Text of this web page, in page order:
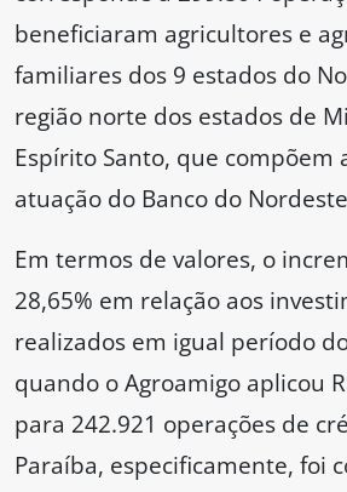
beneficiaram agricultores e
familiares dos 9 estados do
região norte dos estados de
Espírito Santo, que compõem
atuação do Banco do
Em termos de valores, o
28,65% em relação aos
realizados em igual período
quando o Agroamigo aplicou
para 242.921 operações de
Paraíba, especificamente, foi